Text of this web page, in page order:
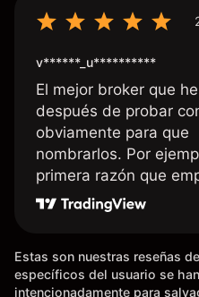
v******_u**********
El mejor broker que
después de probar
obviamente para que
nombrarlos. Por
primera razón que
usar Capital fue la
existentes en el
tardan días o tienen
Estas son nuestras reseñas
específicos del usuario se
intencionadamente para